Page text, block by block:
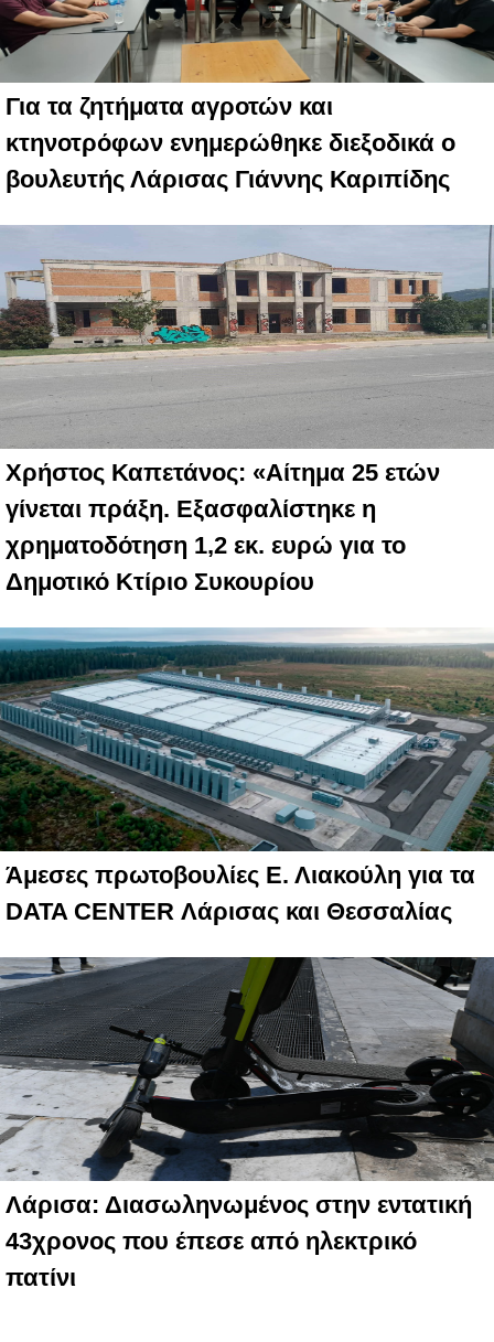
Για τα ζητήματα αγροτών και
κτηνοτρόφων ενημερώθηκε διεξοδικά ο
βουλευτής Λάρισας Γιάννης Καριπίδης
Χρήστος Καπετάνος: «Αίτημα 25 ετών
γίνεται πράξη. Εξασφαλίστηκε η
χρηματοδότηση 1,2 εκ. ευρώ για το
Δημοτικό Κτίριο Συκουρίου
Άμεσες πρωτοβουλίες Ε. Λιακούλη για τα
DATA CENTER Λάρισας και Θεσσαλίας
Λάρισα: Διασωληνωμένος στην εντατική
43χρονος που έπεσε από ηλεκτρικό
πατίνι